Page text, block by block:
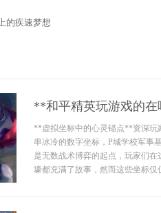
的疾速梦想
**和平精英玩游戏的
**虚拟坐标中的心灵锚点**资深玩
串冰冷的数字坐标，P城学校军事
是无数战术博弈的起点，玩家们
壕都充满了故事，然而这些坐标仅